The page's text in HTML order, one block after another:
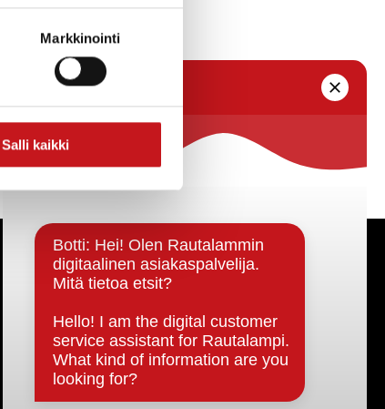
Markkinointi
Salli kaikki
Päätöksenteko ja lähidemokratia
Päätökset, esityslistat & pöytäkirjat
Hallinto
Kunnanhallitus
Kunnanvaltuusto